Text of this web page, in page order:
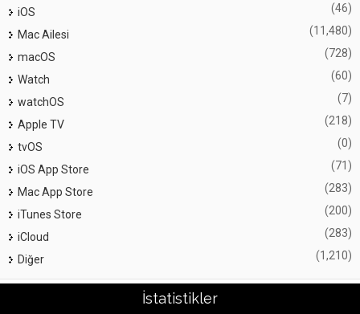
iOS (46)
Mac Ailesi (11,480)
macOS (728)
Watch (60)
watchOS (7)
Apple TV (218)
tvOS (0)
iOS App Store (71)
Mac App Store (283)
iTunes Store (200)
iCloud (283)
Diğer (1,210)
İstatistikler